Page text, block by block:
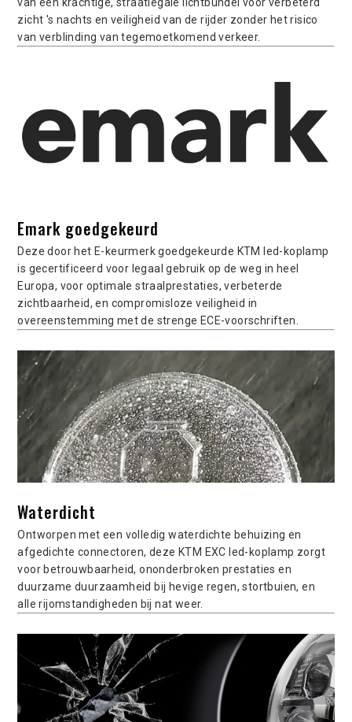
van een krachtige, straatlegale lichtbundel voor verbeterd
zicht 's nachts en veiligheid van de rijder zonder het risico
van verblinding van tegemoetkomend verkeer.
Emark goedgekeurd
Deze door het E-keurmerk goedgekeurde KTM led-koplamp
is gecertificeerd voor legaal gebruik op de weg in heel
Europa, voor optimale straalprestaties, verbeterde
zichtbaarheid, en compromisloze veiligheid in
overeenstemming met de strenge ECE-voorschriften.
Waterdicht
Ontworpen met een volledig waterdichte behuizing en
afgedichte connectoren, deze KTM EXC led-koplamp zorgt
voor betrouwbaarheid, ononderbroken prestaties en
duurzame duurzaamheid bij hevige regen, stortbuien, en
alle rijomstandigheden bij nat weer.